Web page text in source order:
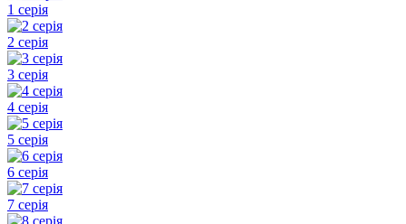
1 серія
2 серія
3 серія
4 серія
5 серія
6 серія
7 серія